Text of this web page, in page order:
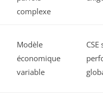
complexe
Modèle
économique
variable